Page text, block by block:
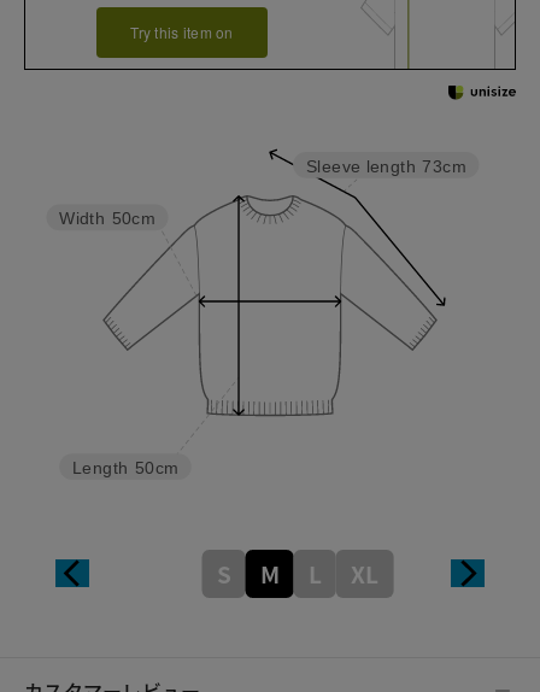
Try this item on
Sleeve length 73cm
Length 50cm
Width 50cm
S M L XL